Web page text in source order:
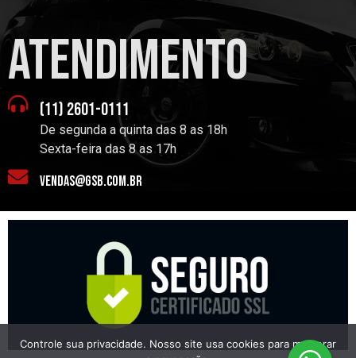
atendimento
(11) 2601-0111
De segunda a quinta das 8 as 18h
Sexta-feira das 8 as 17h
vendas@gsb.com.br
Controle sua privacidade. Nosso site usa cookies para melhorar